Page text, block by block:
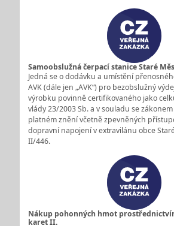
Samoobslužná čerpací stanice Staré
Jedná se o dodávku a umístění
AVK (dále jen „AVK“) pro bezobslužný
výrobku povinně certifikovaného jako
vlády 23/2003 Sb. a v souladu se
platném znění včetně zpevněných
dopravní napojení v extravilánu obce
II/446.
Nákup pohonných hmot
karet II.